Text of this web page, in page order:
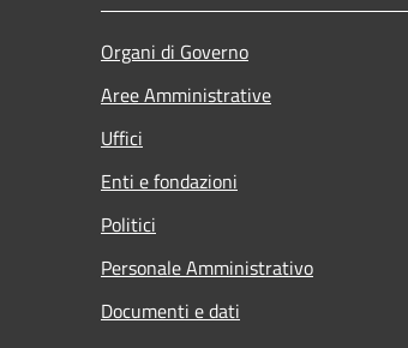
Organi di Governo
Aree Amministrative
Uffici
Enti e fondazioni
Politici
Personale Amministrativo
Documenti e dati